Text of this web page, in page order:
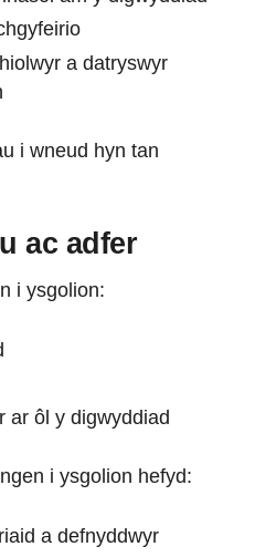
a datryswyr
i wneud hyn tan
ac adfer
i ysgolion:
ar ôl y digwyddiad
i ysgolion hefyd:
a defnyddwyr